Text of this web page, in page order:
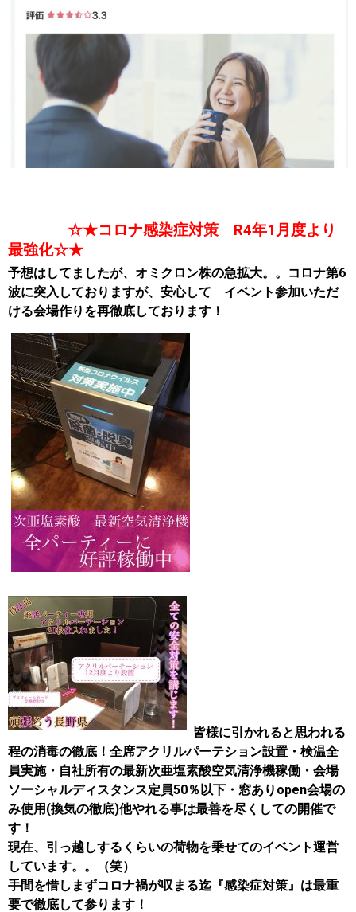
☆★コロナ感染症対策 R4年1月度より
最強化☆★
予想はしてましたが、オミクロン株の急拡大。。コロナ第6
波に突入しておりますが、安心して イベント参加いただ
ける会場作りを再徹底しております！
皆様に引かれると思われる
程の消毒の徹底！ 全席アクリルパーテション設置・検温全
員実施・自社所有の最新次亜塩素酸空気清浄機稼働・会場
ソーシャルディスタンス定員50％以下・窓ありopen会場の
み使用(換気の徹底)他やれる事は最善を尽くしての開催で
す！
現在、引っ越しするくらいの荷物を乗せてのイベント運営
しています。。（笑）
手間を惜しまずコロナ禍が収まる迄『感染症対策』は最重
要で徹底して参ります！